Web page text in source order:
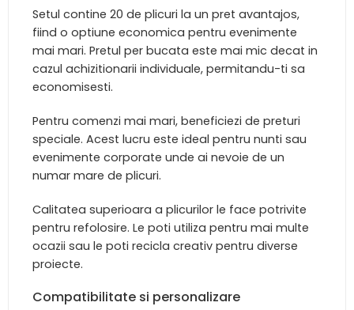
Setul contine 20 de plicuri la un pret avantajos,
fiind o optiune economica pentru evenimente
mai mari. Pretul per bucata este mai mic decat in
cazul achizitionarii individuale, permitandu-ti sa
economisesti.
Pentru comenzi mai mari, beneficiezi de preturi
speciale. Acest lucru este ideal pentru nunti sau
evenimente corporate unde ai nevoie de un
numar mare de plicuri.
Calitatea superioara a plicurilor le face potrivite
pentru refolosire. Le poti utiliza pentru mai multe
ocazii sau le poti recicla creativ pentru diverse
proiecte.
Compatibilitate si personalizare